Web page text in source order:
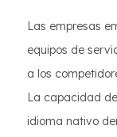
Las empresas
equipos de
a los
La capacidad
idioma nativo